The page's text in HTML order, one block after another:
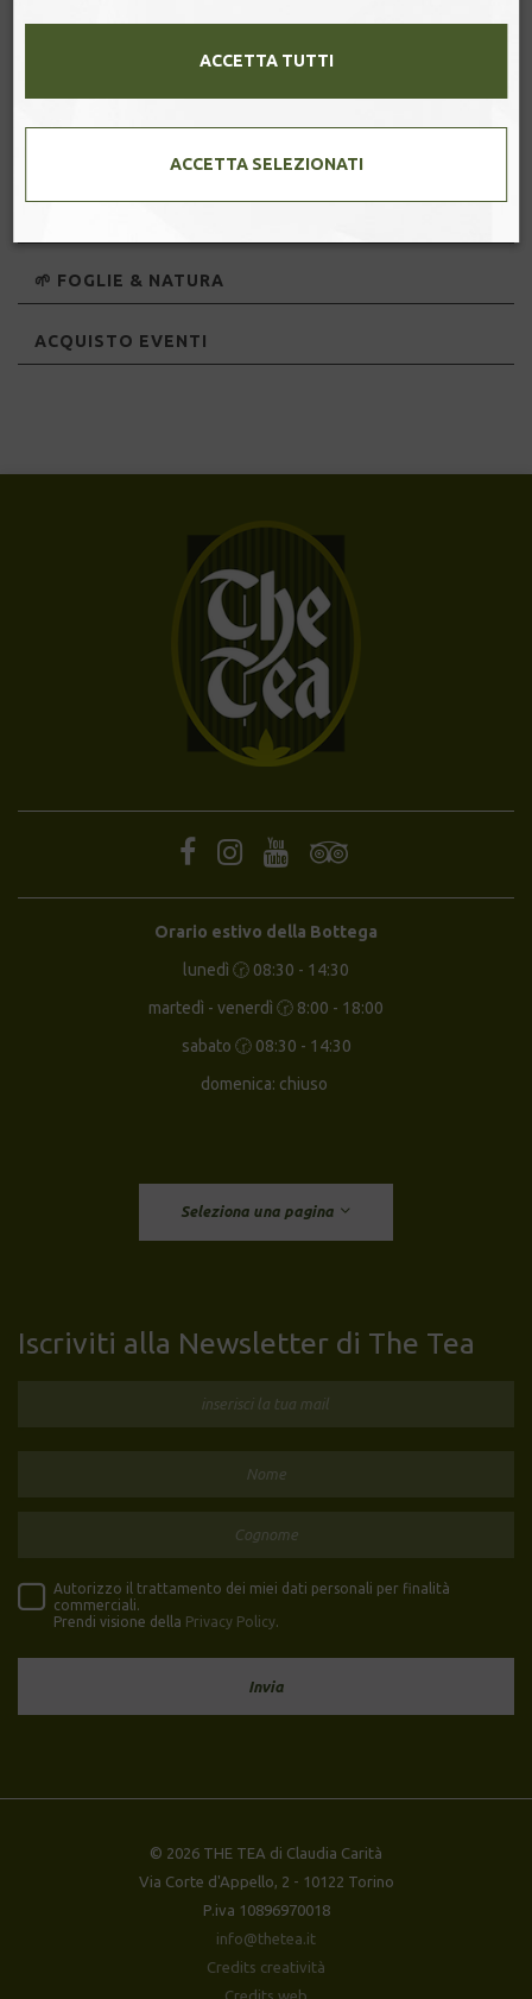
SALI DAL MONDO
PECCATI DI GOLA
🌱 FOGLIE & NATURA
ACQUISTO EVENTI
Orario estivo della Bottega
lunedì 🕝 08:30 - 14:30
martedì - venerdì 🕝 8:00 - 18:00
sabato 🕝 08:30 - 14:30
domenica: chiuso
Seleziona una pagina
Iscriviti alla Newsletter di The Tea
Autorizzo il trattamento dei miei dati personali per finalità
commerciali.
Prendi visione della Privacy Policy.
© 2026 THE TEA di Claudia Carità
Via Corte d'Appello, 2 - 10122 Torino
P.iva 10896970018
info@thetea.it
Credits creatività
Credits web
ACCETTA TUTTI
ACCETTA SELEZIONATI